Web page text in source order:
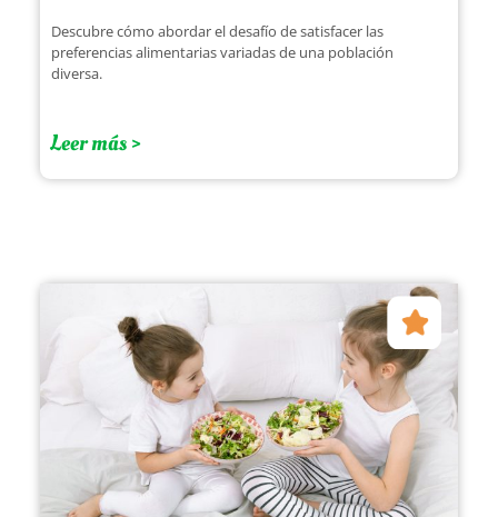
Descubre cómo abordar el desafío de satisfacer las
preferencias alimentarias variadas de una población
diversa.
Leer más >